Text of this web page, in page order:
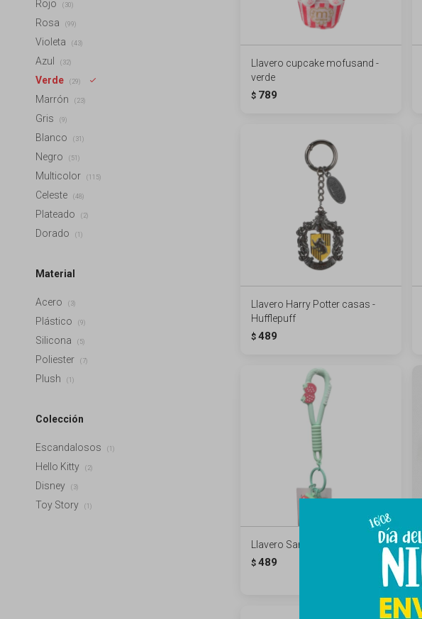
Llavero cupcake mofusand -
verde
$ 789
Llavero Harry Potter casas -
Hufflepuff
$ 489
Llavero Sanrio - Pochacco
$ 489
Rojo (30)
Rosa (99)
Violeta (43)
Azul (32)
Verde (29)
Marrón (23)
Gris (9)
Blanco (31)
Negro (51)
Multicolor (115)
Celeste (48)
Plateado (2)
Dorado (1)
Material
Acero (3)
Plástico (9)
Silicona (5)
Poliester (7)
Plush (1)
Colección
Escandalosos (1)
Hello Kitty (2)
Disney (3)
Toy Story (1)